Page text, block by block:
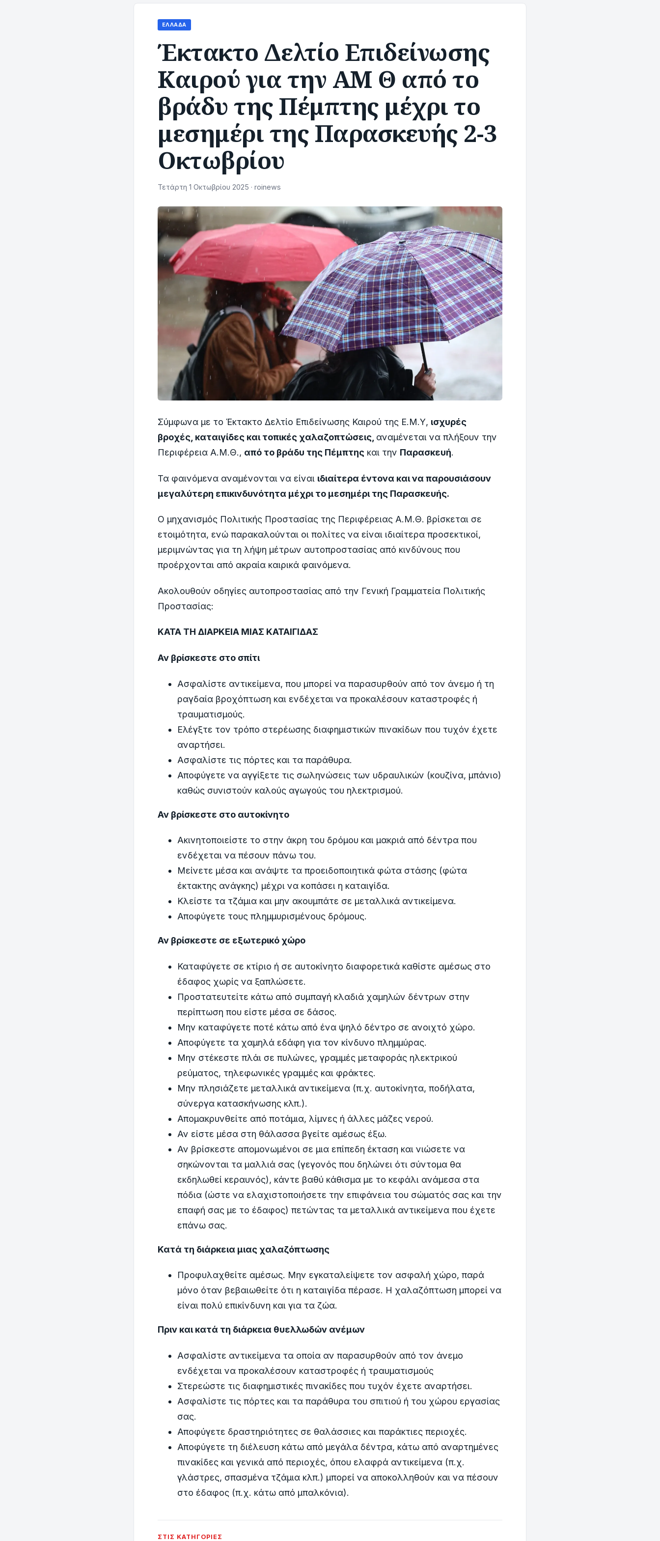
ΕΛΛΆΔΑ
Έκτακτο Δελτίο Επιδείνωσης
Καιρού για την ΑΜ Θ από το
βράδυ της Πέμπτης μέχρι το
μεσημέρι της Παρασκευής 2-3
Οκτωβρίου
Τετάρτη 1 Οκτωβρίου 2025 · roinews
Σύμφωνα με το Έκτακτο Δελτίο Επιδείνωσης Καιρού της Ε.Μ.Υ, ισχυρές
βροχές, καταιγίδες και τοπικές χαλαζοπτώσεις, αναμένεται να πλήξουν την
Περιφέρεια Α.Μ.Θ., από το βράδυ της Πέμπτης και την Παρασκευή.
Τα φαινόμενα αναμένονται να είναι ιδιαίτερα έντονα και να παρουσιάσουν
μεγαλύτερη επικινδυνότητα μέχρι το μεσημέρι της Παρασκευής.
Ο μηχανισμός Πολιτικής Προστασίας της Περιφέρειας Α.Μ.Θ. βρίσκεται σε
ετοιμότητα, ενώ παρακαλούνται οι πολίτες να είναι ιδιαίτερα προσεκτικοί,
μεριμνώντας για τη λήψη μέτρων αυτοπροστασίας από κινδύνους που
προέρχονται από ακραία καιρικά φαινόμενα.
Ακολουθούν οδηγίες αυτοπροστασίας από την Γενική Γραμματεία Πολιτικής
Προστασίας:
ΚΑΤΑ ΤΗ ΔΙΑΡΚΕΙΑ ΜΙΑΣ ΚΑΤΑΙΓΙΔΑΣ
Αν βρίσκεστε στο σπίτι
Ασφαλίστε αντικείμενα, που μπορεί να παρασυρθούν από τον άνεμο ή τη
ραγδαία βροχόπτωση και ενδέχεται να προκαλέσουν καταστροφές ή
τραυματισμούς.
Ελέγξτε τον τρόπο στερέωσης διαφημιστικών πινακίδων που τυχόν έχετε
αναρτήσει.
Ασφαλίστε τις πόρτες και τα παράθυρα.
Αποφύγετε να αγγίξετε τις σωληνώσεις των υδραυλικών (κουζίνα, μπάνιο)
καθώς συνιστούν καλούς αγωγούς του ηλεκτρισμού.
Αν βρίσκεστε στο αυτοκίνητο
Ακινητοποιείστε το στην άκρη του δρόμου και μακριά από δέντρα που
ενδέχεται να πέσουν πάνω του.
Μείνετε μέσα και ανάψτε τα προειδοποιητικά φώτα στάσης (φώτα
έκτακτης ανάγκης) μέχρι να κοπάσει η καταιγίδα.
Κλείστε τα τζάμια και μην ακουμπάτε σε μεταλλικά αντικείμενα.
Αποφύγετε τους πλημμυρισμένους δρόμους.
Αν βρίσκεστε σε εξωτερικό χώρο
Καταφύγετε σε κτίριο ή σε αυτοκίνητο διαφορετικά καθίστε αμέσως στο
έδαφος χωρίς να ξαπλώσετε.
Προστατευτείτε κάτω από συμπαγή κλαδιά χαμηλών δέντρων στην
περίπτωση που είστε μέσα σε δάσος.
Μην καταφύγετε ποτέ κάτω από ένα ψηλό δέντρο σε ανοιχτό χώρο.
Αποφύγετε τα χαμηλά εδάφη για τον κίνδυνο πλημμύρας.
Μην στέκεστε πλάι σε πυλώνες, γραμμές μεταφοράς ηλεκτρικού
ρεύματος, τηλεφωνικές γραμμές και φράκτες.
Μην πλησιάζετε μεταλλικά αντικείμενα (π.χ. αυτοκίνητα, ποδήλατα,
σύνεργα κατασκήνωσης κλπ.).
Απομακρυνθείτε από ποτάμια, λίμνες ή άλλες μάζες νερού.
Αν είστε μέσα στη θάλασσα βγείτε αμέσως έξω.
Αν βρίσκεστε απομονωμένοι σε μια επίπεδη έκταση και νιώσετε να
σηκώνονται τα μαλλιά σας (γεγονός που δηλώνει ότι σύντομα θα
εκδηλωθεί κεραυνός), κάντε βαθύ κάθισμα με το κεφάλι ανάμεσα στα
πόδια (ώστε να ελαχιστοποιήσετε την επιφάνεια του σώματός σας και την
επαφή σας με το έδαφος) πετώντας τα μεταλλικά αντικείμενα που έχετε
επάνω σας.
Κατά τη διάρκεια μιας χαλαζόπτωσης
Προφυλαχθείτε αμέσως. Μην εγκαταλείψετε τον ασφαλή χώρο, παρά
μόνο όταν βεβαιωθείτε ότι η καταιγίδα πέρασε. Η χαλαζόπτωση μπορεί να
είναι πολύ επικίνδυνη και για τα ζώα.
Πριν και κατά τη διάρκεια θυελλωδών ανέμων
Ασφαλίστε αντικείμενα τα οποία αν παρασυρθούν από τον άνεμο
ενδέχεται να προκαλέσουν καταστροφές ή τραυματισμούς
Στερεώστε τις διαφημιστικές πινακίδες που τυχόν έχετε αναρτήσει.
Ασφαλίστε τις πόρτες και τα παράθυρα του σπιτιού ή του χώρου εργασίας
σας.
Αποφύγετε δραστηριότητες σε θαλάσσιες και παράκτιες περιοχές.
Αποφύγετε τη διέλευση κάτω από μεγάλα δέντρα, κάτω από αναρτημένες
πινακίδες και γενικά από περιοχές, όπου ελαφρά αντικείμενα (π.χ.
γλάστρες, σπασμένα τζάμια κλπ.) μπορεί να αποκολληθούν και να πέσουν
στο έδαφος (π.χ. κάτω από μπαλκόνια).
ΣΤΙΣ ΚΑΤΗΓΟΡΊΕΣ